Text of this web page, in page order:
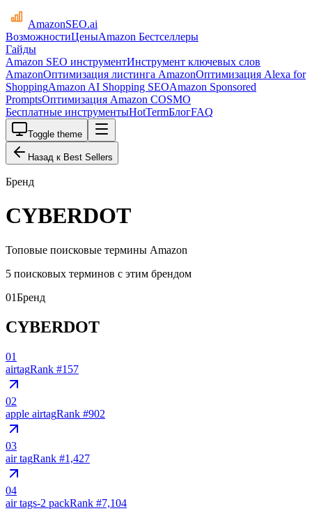
AmazonSEO.ai
ВозможностиЦеныAmazon Бестселлеры
Гайды
Amazon SEO инструментИнструмент ключевых слов
AmazonОптимизация листинга AmazonОптимизация Alexa for
ShoppingAmazon AI Shopping SEOAmazon Sponsored
PromptsОптимизация Amazon COSMO
Бесплатные инструментыHotTermБлогFAQ
Toggle theme
Назад к Best Sellers
Бренд
CYBERDOT
Топовые поисковые термины Amazon
5 поисковых терминов с этим брендом
01Бренд
CYBERDOT
01
airtagRank #157
02
apple airtagRank #902
03
air tagRank #1,427
04
air tags-2 packRank #7,104